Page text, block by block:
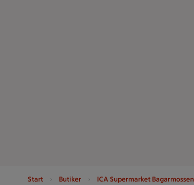
Start Butiker ICA Supermarket Bagarmossen